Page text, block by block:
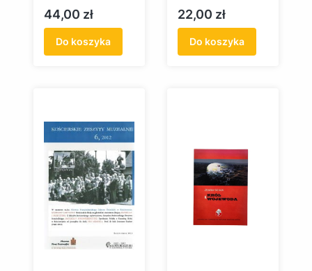
Cena
44,00 zł
Do koszyka
Cena
22,00 zł
Do koszyka